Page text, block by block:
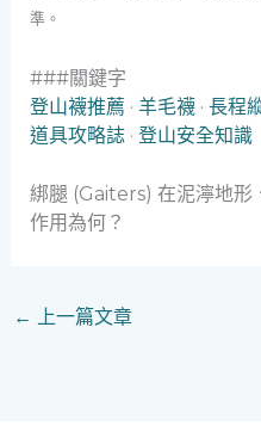
準。
###關鍵字
登山襪推薦 · 羊毛襪· 長程
道具攻略誌· 登山安全知識
綁腿 (Gaiters) 在泥濘地形
作用為何？
← 上一篇文章